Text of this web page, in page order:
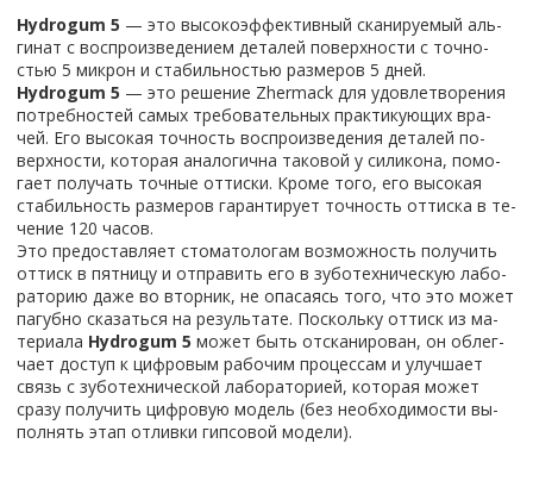
Hydrogum 5 — это вы­со­ко­эф­фек­тив­ный ска­ни­ру­е­мый аль­
ги­нат с вос­про­из­ве­де­ни­ем де­та­лей по­верх­но­сти с точ­но­
стью 5 мик­рон и ста­биль­но­стью раз­ме­ров 5 дней.
Hydrogum 5 — это ре­ше­ние Zhermack для удо­вле­тво­ре­ния
по­треб­но­стей самых тре­бо­ва­тель­ных прак­ти­ку­ю­щих вра­
чей. Его вы­со­кая точ­ность вос­про­из­ве­де­ния де­та­лей по­
верх­но­сти, ко­то­рая ана­ло­гич­на та­ко­вой у си­ли­ко­на, по­мо­
га­ет по­лу­чать точ­ные от­тис­ки. Кроме того, его вы­со­кая
ста­биль­ность раз­ме­ров га­ран­ти­ру­ет точ­ность от­тис­ка в те­
че­ние 120 часов.
Это предо­став­ля­ет сто­ма­то­ло­гам воз­мож­ность по­лу­чить
от­тиск в пят­ни­цу и от­пра­вить его в зу­бо­тех­ни­че­скую ла­бо­
ра­то­рию даже во втор­ник, не опа­са­ясь того, что это может
па­губ­но ска­зать­ся на ре­зуль­та­те. По­сколь­ку от­тиск из ма­
те­ри­а­ла Hydrogum 5 может быть от­ска­ни­ро­ван, он об­лег­
ча­ет до­ступ к циф­ро­вым ра­бо­чим про­цес­сам и улуч­ша­ет
связь с зу­бо­тех­ни­че­ской ла­бо­ра­то­ри­ей, ко­то­рая может
сразу по­лу­чить циф­ро­вую мо­дель (без необ­хо­ди­мо­сти вы­
пол­нять этап от­лив­ки гип­со­вой мо­де­ли).